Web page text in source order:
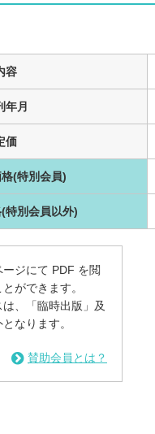
容
年月
価
(特別会員)
特別会員以外)
ジにて PDF を閲
ができます。
、「臨時出版」及
なります。
賛助会員とは？